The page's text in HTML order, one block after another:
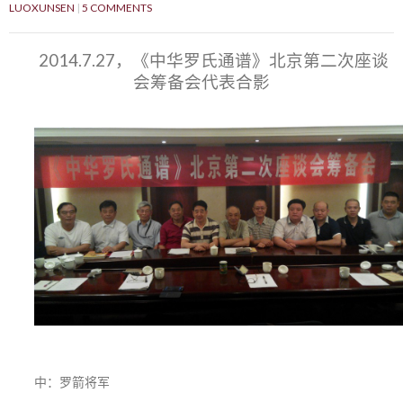
LUOXUNSEN 5 COMMENTS
2014.7.27，《中华罗氏通谱》北京第二次座谈
会筹备会代表合影
中：罗箭将军